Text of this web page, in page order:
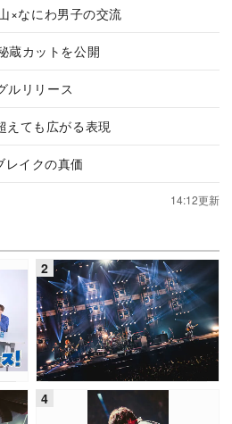
×なにわ男子の交流
蔵カットを公開
ルリリース
えても広がる表現
イクの真価
14:12更新